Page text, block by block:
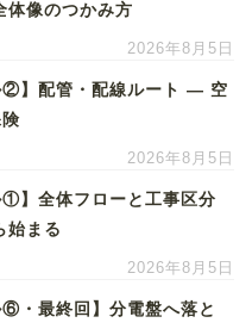
像のつかみ方
2026年8月5日
②】配管・配線ルート ― 空
2026年8月5日
①】全体フローと工事区分
始まる
2026年8月5日
⑥・最終回】分電盤へ落と